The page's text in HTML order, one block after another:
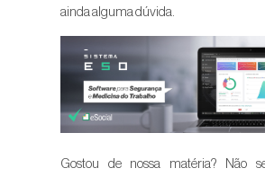
ainda alguma dúvida.
Gostou de nossa matéria? Não